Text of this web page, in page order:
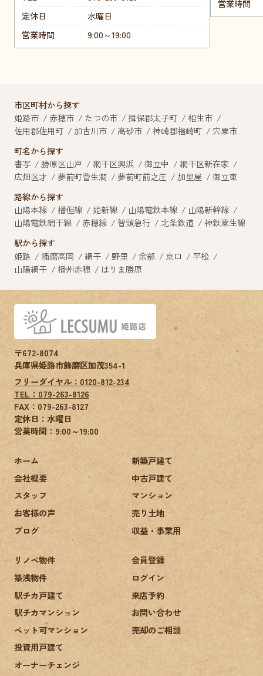
定休日
水曜日
営業時間
9:00～19:00
営業時間
市区町村から探す
姫路市
赤穂市 たつの市 揖保郡太子町
相生市
佐用郡佐用町
加古川市 高砂市 神崎郡福崎町
宍粟市
町名から探す
書写
勝原区山戸 網干区興浜 御立中
網干区新在家
広畑区才
夢前町菅生澗 夢前町前之庄 加里屋
御立東
路線から探す
山陽本線
播但線 姫新線 山陽電鉄本線
山陽新幹線
山陽電鉄網干線
赤穂線 智頭急行 北条鉄道
神鉄粟生線
駅から探す
姫路
播磨高岡 網干 野里 余部 京口
平松
山陽網干
播州赤穂 はりま勝原
〒672-8074
兵庫県姫路市飾磨区加茂354-1
フリーダイヤル：0120-812-234
TEL：079-263-8126
FAX： 079-263-8127
定休日：水曜日
営業時間：9:00～19:00
ホーム
会社概要
スタッフ
お客様の声
ブログ
新築戸建て
中古戸建て
マンション
売り土地
収益・事業用
リノベ物件
築浅物件
駅チカ戸建て
駅チカマンション
ペット可マンション
投資用戸建て
オーナーチェンジ
会員登録
ログイン
来店予約
お問い合わせ
売却のご相談